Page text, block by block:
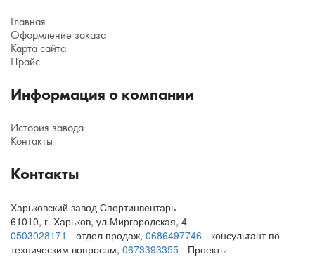
Главная
Оформление заказа
Карта сайта
Прайс
Информация о компании
История завода
Контакты
Контакты
Харьковский завод Спортинвентарь
61010, г. Харьков, ул.Миргородская, 4
0503028171 - отдел продаж, 0686497746 - консультант по
техническим вопросам, 0673393355 - Проекты